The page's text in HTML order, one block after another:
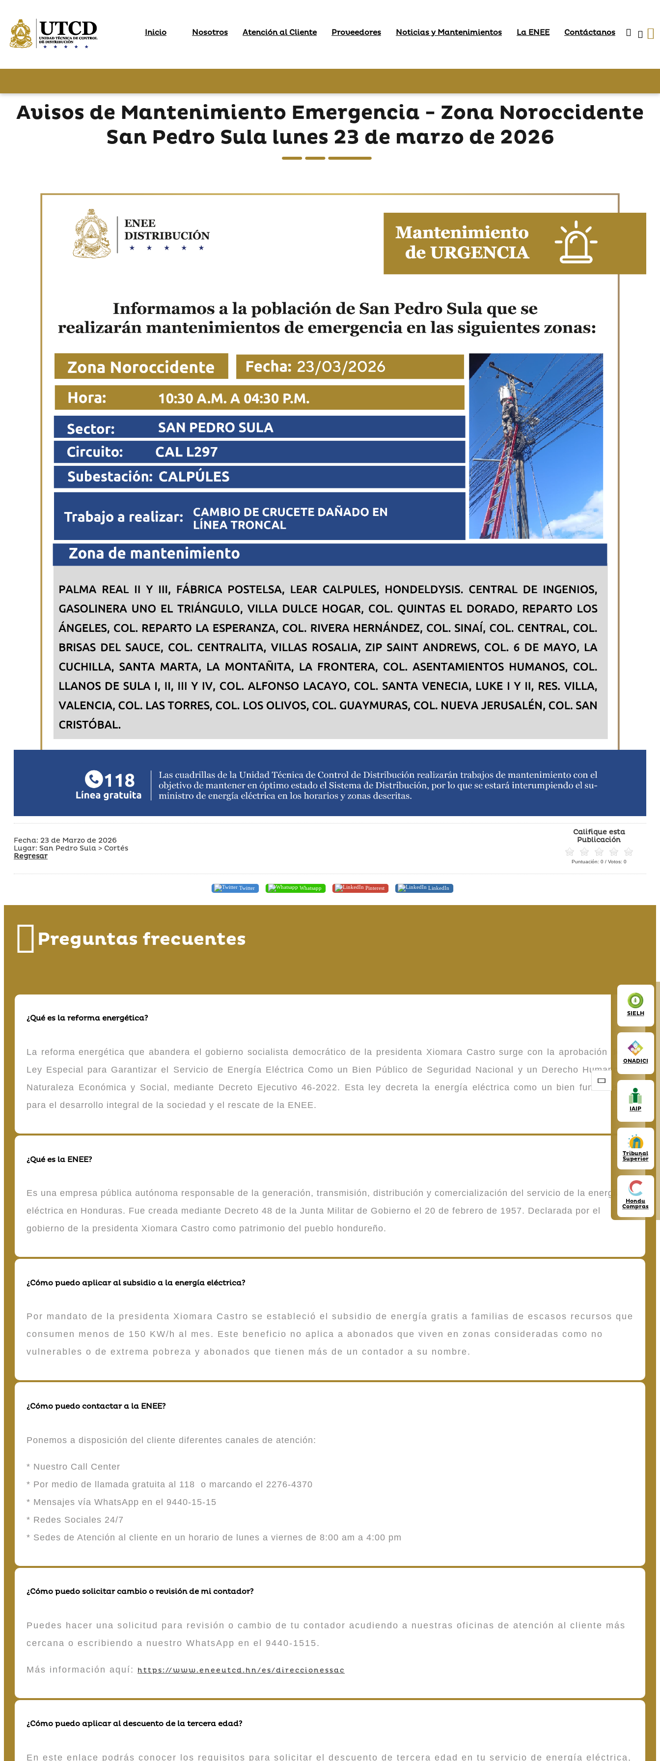
Inicio Nosotros Atención al Cliente Proveedores Noticias y Mantenimientos La ENEE Contáctanos
SIELH
ONADICI
IAIP
Tribunal
Superior
Hondu
Compras
Avisos de Mantenimiento Emergencia - Zona Noroccidente
San Pedro Sula lunes 23 de marzo de 2026
Fecha: 23 de Marzo de 2026
Lugar: San Pedro Sula > Cortés
Regresar
Califique esta
Publicación
Puntuación: 0/ Votos: 0
Twitter Whatsapp Pinterest LinkedIn
Preguntas frecuentes
¿Qué es la reforma energética?
La reforma energética que abandera el gobierno socialista democrático de la presidenta Xiomara Castro surge con la aprobación de la
Ley Especial para Garantizar el Servicio de Energía Eléctrica Como un Bien Público de Seguridad Nacional y un Derecho Humano de
Naturaleza Económica y Social, mediante Decreto Ejecutivo 46-2022. Esta ley decreta la energía eléctrica como un bien fundamental
para el desarrollo integral de la sociedad y el rescate de la ENEE.
¿Qué es la ENEE?
Es una empresa pública autónoma responsable de la generación, transmisión, distribución y comercialización del servicio de la energía
eléctrica en Honduras. Fue creada mediante Decreto 48 de la Junta Militar de Gobierno el 20 de febrero de 1957. Declarada por el
gobierno de la presidenta Xiomara Castro como patrimonio del pueblo hondureño.
¿Cómo puedo aplicar al subsidio a la energía eléctrica?
Por mandato de la presidenta Xiomara Castro se estableció el subsidio de energía gratis a familias de escasos recursos que
consumen menos de 150 KW/h al mes. Este beneficio no aplica a abonados que viven en zonas consideradas como no
vulnerables o de extrema pobreza y abonados que tienen más de un contador a su nombre.
¿Cómo puedo contactar a la ENEE?
Ponemos a disposición del cliente diferentes canales de atención:
* Nuestro Call Center
* Por medio de llamada gratuita al 118 o marcando el 2276-4370
* Mensajes vía WhatsApp en el 9440-15-15
* Redes Sociales 24/7
* Sedes de Atención al cliente en un horario de lunes a viernes de 8:00 am a 4:00 pm
¿Cómo puedo solicitar cambio o revisión de mi contador?
Puedes hacer una solicitud para revisión o cambio de tu contador acudiendo a nuestras oficinas de atención al cliente más
cercana o escribiendo a nuestro WhatsApp en el 9440-1515.
Más información aquí: https://www.eneeutcd.hn/es/direccionessac
¿Cómo puedo aplicar al descuento de la tercera edad?
En este enlace podrás conocer los requisitos para solicitar el descuento de tercera edad en tu servicio de energía eléctrica,